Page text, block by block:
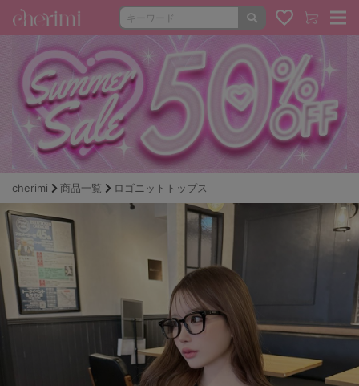
cherimi 商品一覧 ロゴニットトップス